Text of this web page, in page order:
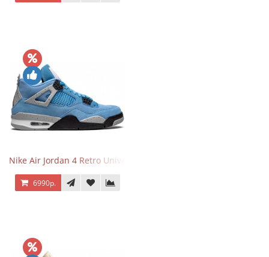
Nike Air Jordan 4 Retro University Blue
6990р.